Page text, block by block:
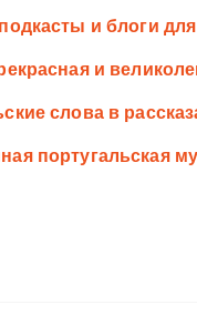
и блоги
и
слова в
португальская